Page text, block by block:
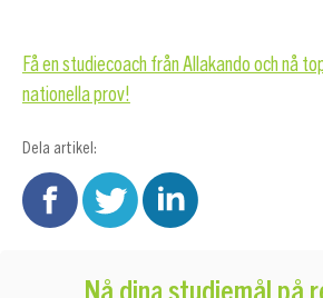
Få en studiecoach från Allakando och nå
nationella prov!
Dela artikel:
Nå dina studiemål på